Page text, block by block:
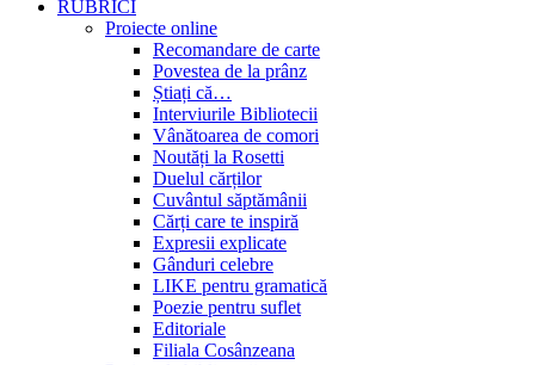
RUBRICI
Proiecte online
Recomandare de carte
Povestea de la prânz
Știați că…
Interviurile Bibliotecii
Vânătoarea de comori
Noutăți la Rosetti
Duelul cărților
Cuvântul săptămânii
Cărți care te inspiră
Expresii explicate
Gânduri celebre
LIKE pentru gramatică
Poezie pentru suflet
Editoriale
Filiala Cosânzeana